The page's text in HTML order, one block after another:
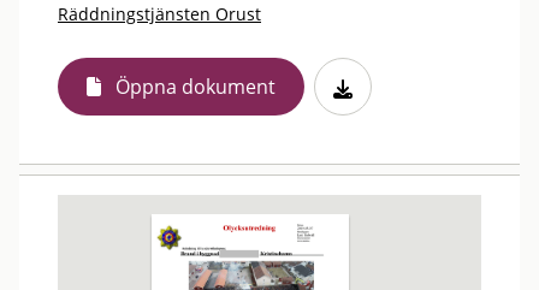
Räddningstjänsten Orust
Öppna dokument